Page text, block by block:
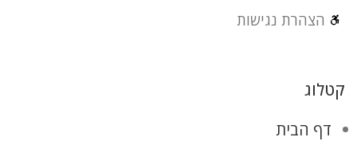
הצהרת נגישות
קטלוג
דף הבית